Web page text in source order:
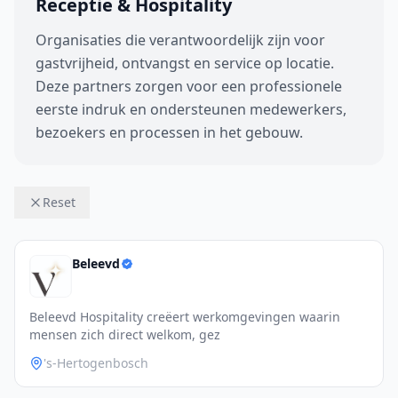
Receptie & Hospitality
Organisaties die verantwoordelijk zijn voor
gastvrijheid, ontvangst en service op locatie.
Deze partners zorgen voor een professionele
eerste indruk en ondersteunen medewerkers,
bezoekers en processen in het gebouw.
Reset
Beleevd
Beleevd Hospitality creëert werkomgevingen waarin
mensen zich direct welkom, gez
's-Hertogenbosch